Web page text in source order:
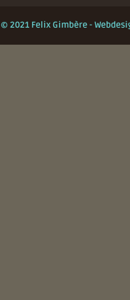
© 2021 Felix Gimbère -